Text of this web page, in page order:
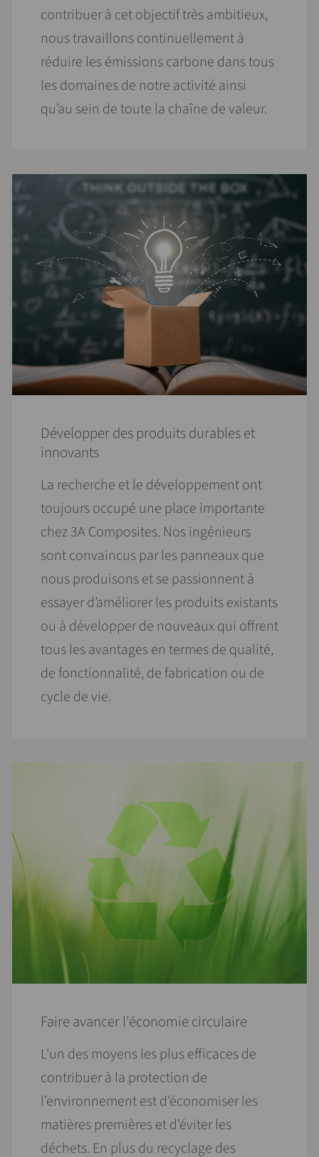
contribuer à cet objectif très ambitieux,
nous travaillons continuellement à
réduire les émissions carbone dans tous
les domaines de notre activité ainsi
qu’au sein de toute la chaîne de valeur.
Développer des produits durables et
innovants
La recherche et le développement ont
toujours occupé une place importante
chez 3A Composites. Nos ingénieurs
sont convaincus par les panneaux que
nous produisons et se passionnent à
essayer d’améliorer les produits existants
ou à développer de nouveaux qui offrent
tous les avantages en termes de qualité,
de fonctionnalité, de fabrication ou de
cycle de vie.
Faire avancer l'économie circulaire
L'un des moyens les plus efficaces de
contribuer à la protection de
l'environnement est d'économiser les
matières premières et d'éviter les
déchets. En plus du recyclage des